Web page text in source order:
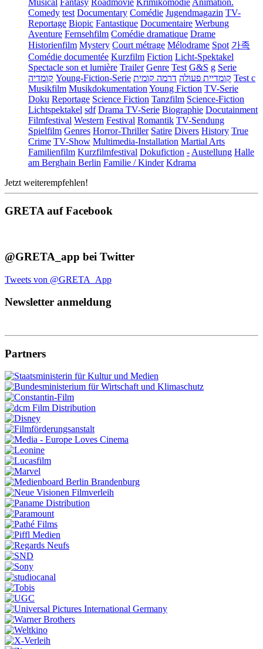
Comedy test Documentary Comédie Jugendmagazin TV-
Reportage Biopic Fantastique Documentaire Werbung
Aventure Fernsehfilm Comédie dramatique Drame
Historienfilm Mystery Court métrage Mélodrame Spot 가족
Comédie documentée Kurzfilm Fiction Licht-Spektakel
Spectacle son et lumière Trailer Genre Test G&S g Serie
קומדיה Young-Fiction-Serie קומדיית פעולה דרמה קומית
Test c
Musikfilm Musikdokumentation Young Fiction TV-Serie
Doku Reportage Science Fiction Tanzfilm Science-Fiction
Lichtspektakel sdf Drama TV-Serie Biographie Docutainment
Filmfestival Western Festival Romantik TV-Sendung
Spielfilm Genres Horror-Thriller Satire Divers History True
Crime TV-Show Multimedia-Installation Martial Arts
Familienfilm Kurzfilmfestival Dokufiction - Austellung Halle
am Berghain Berlin Familie / Kinder Kdrama
Jetzt weiterempfehlen!
GRETA auf Facebook
@GRETA_app bei Twitter
Tweets von @GRETA_App
Newsletter anmeldung
Partners